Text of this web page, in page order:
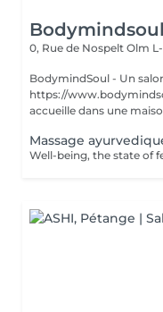
Bodymindsoul
0, Rue de Nospelt Olm
BodymindSoul - Un
https://
accueille dans une
Massage